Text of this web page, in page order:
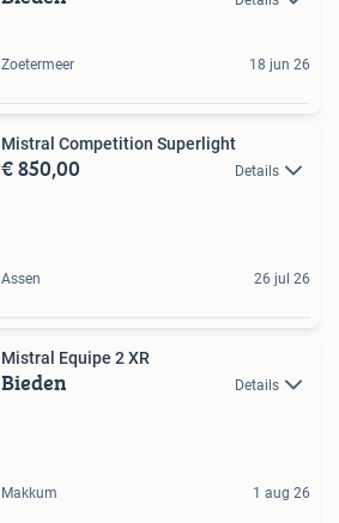
Zoetermeer 18 jun 26
Mistral Competition Superlight
€ 850,00 Details
Assen 26 jul 26
Mistral Equipe 2 XR
Bieden Details
Makkum 1 aug 26